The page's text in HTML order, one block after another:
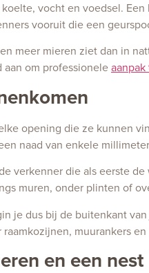
vocht en voedsel.
vooruit die een
meer mieren ziet dan in
om professionele
opening die ze kunnen
naad van enkele
verkenner die als eerste
muren, onder plinten of
je dus bij de buitenkant
muurankers
en een